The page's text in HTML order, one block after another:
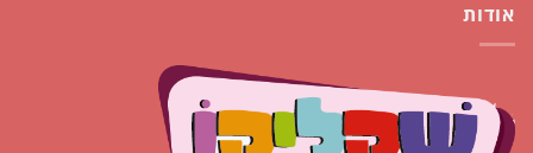
אודות